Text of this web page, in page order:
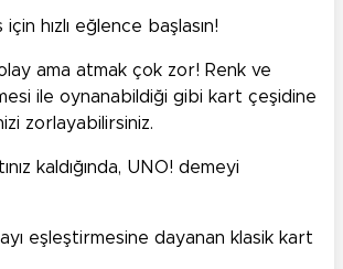
hızlı eğlence başlasın!
ama atmak çok zor! Renk ve
ile oynanabildiği gibi kart çeşidine
zorlayabilirsiniz.
kaldığında, UNO! demeyi
eşleştirmesine dayanan klasik kart